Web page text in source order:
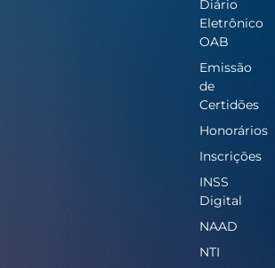
Diário
Eletrônico
OAB
Emissão
de
Certidões
Honorários
Inscrições
INSS
Digital
NAAD
NTI